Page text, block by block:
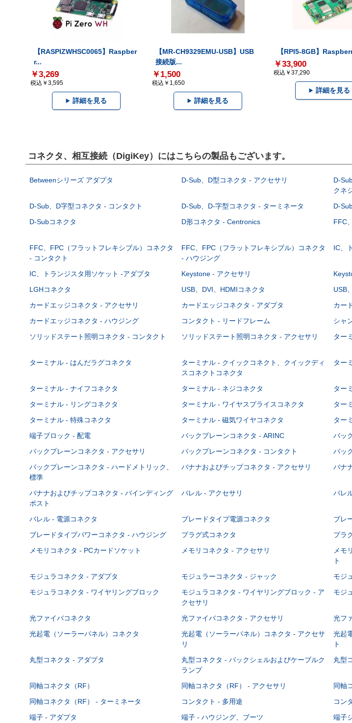
【RASPIZWHSC0065】Raspber
r...
￥3,269
税込￥3,595
詳細を見る
【MR-CH9329EMU-USB】USB
接続版...
￥1,500
税込￥1,650
詳細を見る
【RPI5-8GB】
￥33,900
税込￥37,290
詳細を見る
コネクタ、相互接続（DigiKey）にはこちらの製品もございます。
Betweenシリーズ アダプタ D-Sub、D型コネクタ - アクセサリ
D-
クネ
D-Sub、D字型コネクタ - コンタクト D-Sub、D-字型コネクタ - ターミネータ D-
D-Subコネクタ
D形コネクタ - Centronics FFC
FFC、FPC（フラットフレキシブル）コネクタ
- コンタクト
FFC、FPC（フラットフレキシブル）コネクタ
- ハウジング
IC、
IC、トランジスタ用ソケット -アダプタ Keystone - アクセサリ
LGHコネクタ
USB、DVI、HDMIコネクタ USB
カードエッジコネクタ - アクセサリ
カードエッジコネクタ - アダプタ カー
カードエッジコネクタ - ハウジング
コンタクト - リードフレーム シャ
ソリッドステート照明コネクタ - コンタクト
ソリッドステート照明コネクタ - アクセサリ ター
ターミナル - はんだラグコネクタ
ターミナル - クイックコネクト、クイックディ
スコネクトコネクタ
ター
ターミナル - ナイフコネクタ ターミナル - ネジコネクタ ター
ターミナル - リングコネクタ
ターミナル - ワイヤスプライスコネクタ ター
ターミナル - 特殊コネクタ
ターミナル - 磁気ワイヤコネクタ ター
端子ブロック - 配電
バックプレーンコネクタ - ARINC バッ
バックプレーンコネクタ - アクセサリ
バックプレーンコネクタ - コンタクト バッ
バックプレーンコネクタ - ハードメトリック、
標準
バナナおよびチップコネクタ - アクセサリ バナ
バナナおよびチップコネクタ - バインディング
ポスト
バレル - アクセサリ バレ
バレル - 電源コネクタ ブレードタイプ電源コネクタ ブレ
ブレードタイプパワーコネクタ - ハウジング
プラグ式コネクタ プラ
メモリコネクタ - PCカードソケット
メモリコネクタ - アクセサリ
メモ
ト
モジュラコネクタ - アダプタ モジュラーコネクタ - ジャック モジ
モジュラコネクタ - ワイヤリングブロック
モジュラコネクタ - ワイヤリングブロック - ア
クセサリ
モジ
光ファイバコネクタ 光ファイバコネクタ - アクセサリ 光フ
光起電（ソーラーパネル）コネクタ
光起電（ソーラーパネル）コネクタ - アクセサ
リ
光起
ト
丸型コネクタ - アダプタ
丸型コネクタ - バックシェルおよびケーブルク
ランプ
丸型
同軸コネクタ（RF） 同軸コネクタ（RF） - アクセサリ 同軸
同軸コネクタ（RF） - ターミネータ
コンタクト - 多用途 コン
端子 - アダプタ
端子 - ハウジング、ブーツ 端子